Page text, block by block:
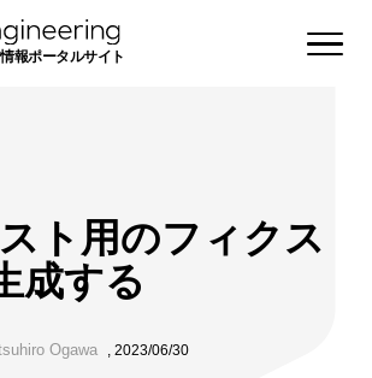
報ポータルサイト
ト用のフィクス
成する
Ogawa , 2023/06/30